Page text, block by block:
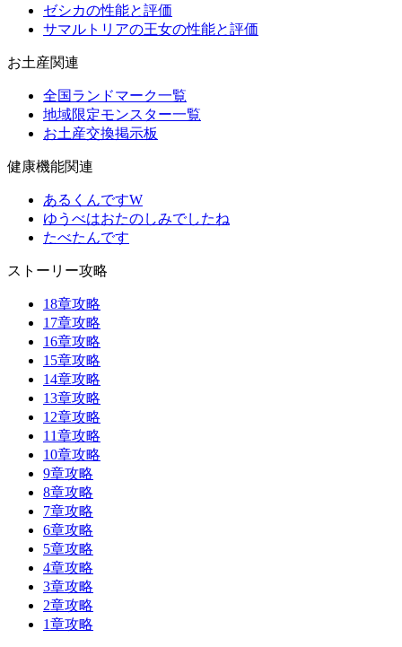
ゼシカの性能と評価
サマルトリアの王女の性能と評価
お土産関連
全国ランドマーク一覧
地域限定モンスター一覧
お土産交換掲示板
健康機能関連
あるくんですW
ゆうべはおたのしみでしたね
たべたんです
ストーリー攻略
18章攻略
17章攻略
16章攻略
15章攻略
14章攻略
13章攻略
12章攻略
11章攻略
10章攻略
9章攻略
8章攻略
7章攻略
6章攻略
5章攻略
4章攻略
3章攻略
2章攻略
1章攻略